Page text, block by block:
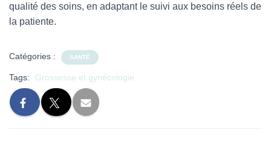
qualité des soins, en adaptant le suivi aux besoins réels de
la patiente.
Catégories : SANTÉ
Tags: Grossesse et gynécologie